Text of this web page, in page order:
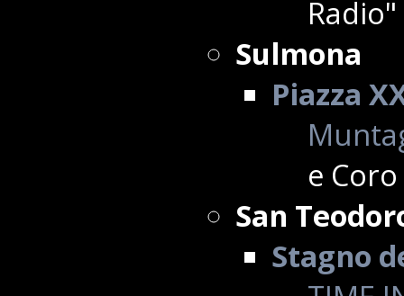
Radio"
Sulmona
Piazza
e
San
Stagno